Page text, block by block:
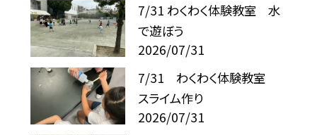
7/31 わくわく体験教室 水
で遊ぼう
2026/07/31
7/31 わくわく体験教室
スライム作り
2026/07/31